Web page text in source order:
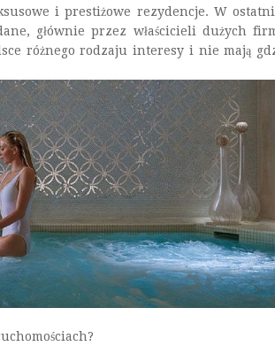
i prestiżowe rezydencje. W
głównie przez właścicieli dużych
różnego rodzaju interesy i nie mają